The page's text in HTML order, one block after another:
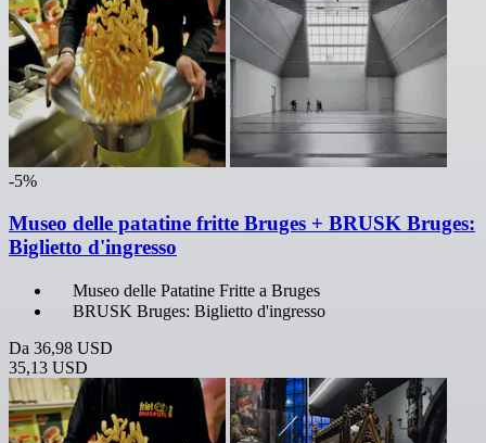
-5%
Museo delle patatine fritte Bruges + BRUSK Bruges:
Biglietto d'ingresso
Museo delle Patatine Fritte a Bruges
BRUSK Bruges: Biglietto d'ingresso
Da 36,98 USD
35,13 USD